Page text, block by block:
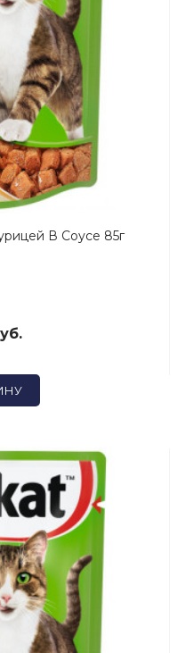
В Соусе 85г